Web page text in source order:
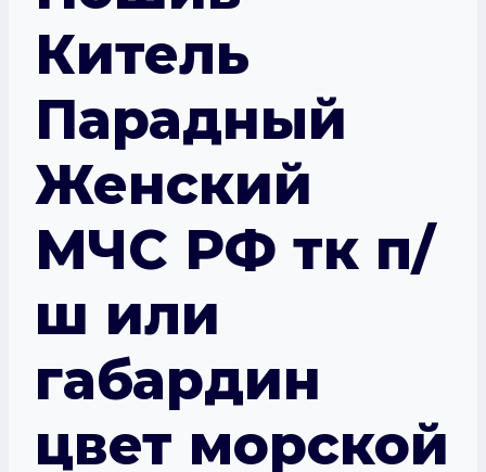
Китель
Парадный
Женский
МЧС РФ тк п/
ш или
габардин
цвет морской